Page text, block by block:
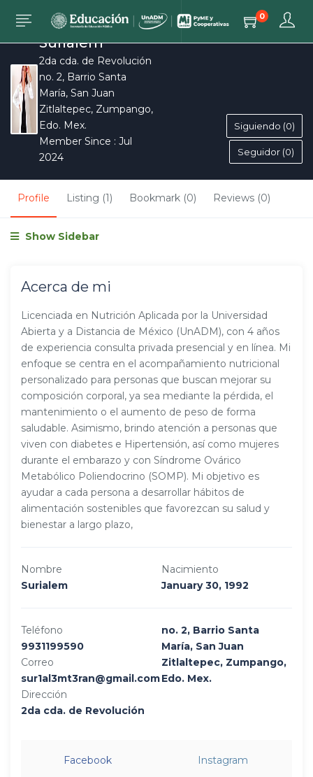
0
Surialem
2da cda. de Revolución
no. 2, Barrio Santa
María, San Juan
Zitlaltepec, Zumpango,
Edo. Mex.
Member Since : Jul
2024
Siguiendo (0)
Seguidor (0)
Profile Listing (1) Bookmark (0) Reviews (0)
Show Sidebar
Acerca de mi
Licenciada en Nutrición Aplicada por la Universidad
Abierta y a Distancia de México (UnADM), con 4 años
de experiencia consulta privada presencial y en línea. Mi
enfoque se centra en el acompañamiento nutricional
personalizado para personas que buscan mejorar su
composición corporal, ya sea mediante la pérdida, el
mantenimiento o el aumento de peso de forma
saludable. Asimismo, brindo atención a personas que
viven con diabetes e Hipertensión, así como mujeres
durante el embarazo y con Síndrome Ovárico
Metabólico Poliendocrino (SOMP). Mi objetivo es
ayudar a cada persona a desarrollar hábitos de
alimentación sostenibles que favorezcan su salud y
bienestar a largo plazo,
Nombre
Surialem
Nacimiento
January 30, 1992
Teléfono
9931199590
Correo
sur1al3mt3ran@gmail.com
Dirección
2da cda. de Revolución
no. 2, Barrio Santa
María, San Juan
Zitlaltepec, Zumpango,
Edo. Mex.
Facebook Instagram